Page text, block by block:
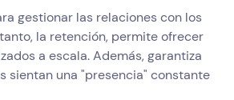
gestionar las relaciones con los
la retención, permite ofrecer
a escala. Además, garantiza
sientan una "presencia" constante